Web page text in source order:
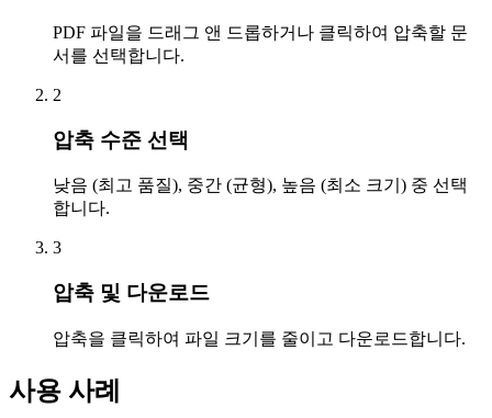
PDF 파일을 드래그 앤 드롭하거나 클릭하여 압축할 문
서를 선택합니다.
2
압축 수준 선택
낮음 (최고 품질), 중간 (균형), 높음 (최소 크기) 중 선택
합니다.
3
압축 및 다운로드
압축을 클릭하여 파일 크기를 줄이고 다운로드합니다.
사용 사례